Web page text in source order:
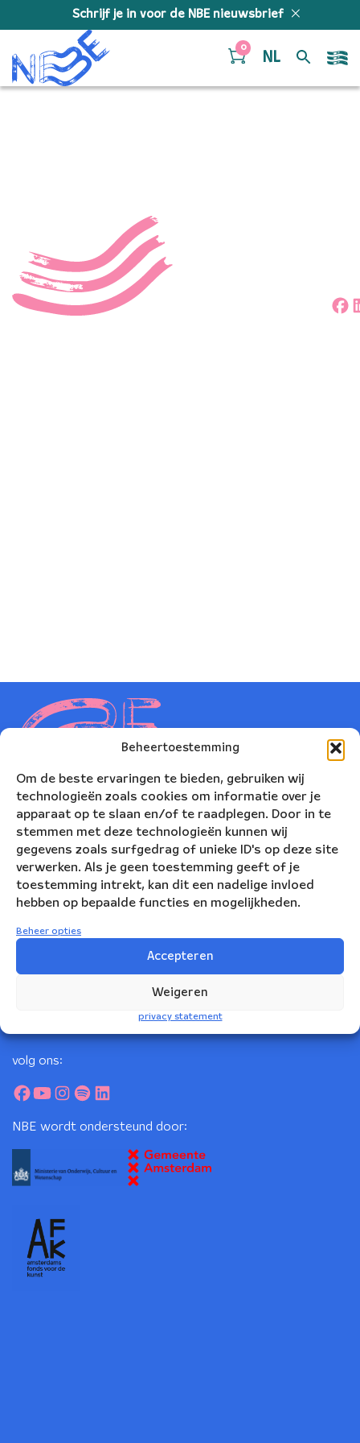
Beheertoestemming
Om de beste ervaringen te bieden, gebruiken wij
technologieën zoals cookies om informatie over je
apparaat op te slaan en/of te raadplegen. Door in te
stemmen met deze technologieën kunnen wij
gegevens zoals surfgedrag of unieke ID's op deze site
verwerken. Als je geen toestemming geeft of je
toestemming intrekt, kan dit een nadelige invloed
hebben op bepaalde functies en mogelijkheden.
Beheer opties
Accepteren
Weigeren
privacy statement
Schrijf je in voor de NBE nieuwsbrief
0
NL
Nederlands Blazers Ensemble
Korte Leidsedwarsstraat 12
volg ons:
NBE wordt ondersteund door: